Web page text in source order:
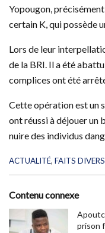
Yopougon,
certain K, qui possède
Lors de leur
de la BRI. Il a été
complices ont été
Cette opération est un
ont réussi à déjouer un
nuire des individus
C
e
r
ACTUALITÉ, FAITS DIVERS
Contenu connexe
prison